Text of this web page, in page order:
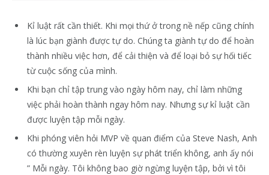
Kỉ luật rất cần thiết. Khi mọi thứ ở trong nề nếp cũng chính
là lúc bạn giành được tự do. Chúng ta giành tự do để hoàn
thành nhiều việc hơn, để cải thiện và để loại bỏ sự hối tiếc
từ cuộc sống của mình.
Khi bạn chỉ tập trung vào ngày hôm nay, chỉ làm những
việc phải hoàn thành ngay hôm nay. Nhưng sự kỉ luật cần
được luyện tập mỗi ngày.
Khi phóng viên hỏi MVP về quan điểm của Steve Nash, Anh
có thường xuyên rèn luyện sự phát triển không, anh ấy nói
” Mỗi ngày. Tôi không bao giờ ngừng luyện tập, bởi vì tôi